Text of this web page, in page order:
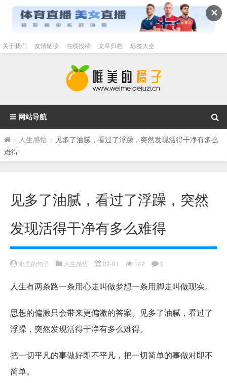
✕
关于我们 友情链接 在线投稿 文章归档 标签大全
网站导航
> 人生感悟 > 见多了油腻，看过了浮躁，突然发现活得干净有多么
难得
见多了油腻，看过了浮躁，突然
发现活得干净有多么难得
唯美的句子 人生感悟 02-01 142 0
人生有两条路一条用心走叫做梦想一条用脚走叫做现实。
思想的偏激只会带来更偏激的答案。见多了油腻，看过了
浮躁，突然发现活得干净有多么难得。
把一切平凡的事做好即不平凡，把一切简单的事做对即不
简单。